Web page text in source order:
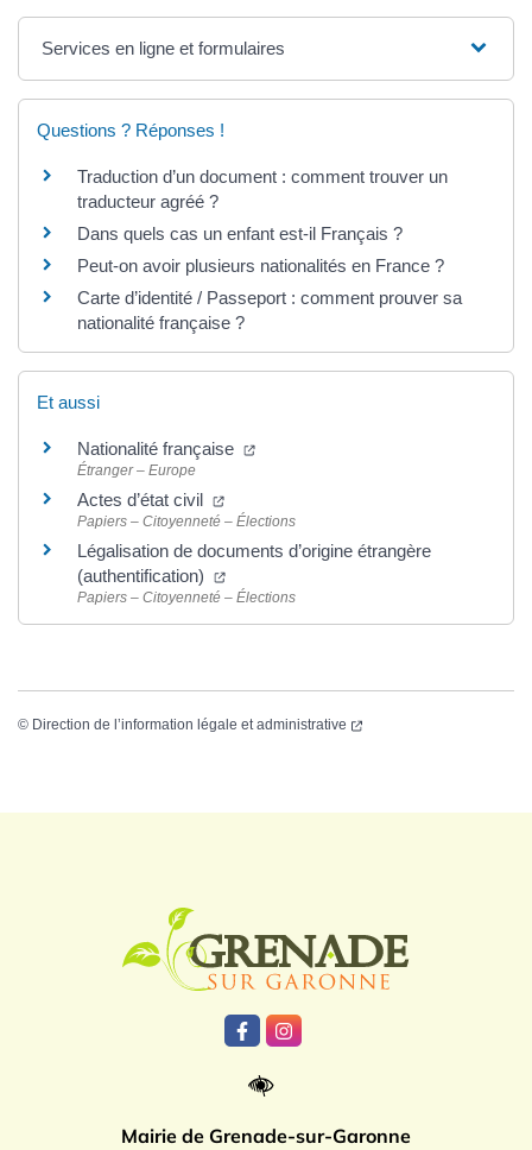
Services en ligne et formulaires
Questions ? Réponses !
Traduction d’un document : comment trouver un
traducteur agréé ?
Dans quels cas un enfant est-il Français ?
Peut-on avoir plusieurs nationalités en France ?
Carte d’identité / Passeport : comment prouver sa
nationalité française ?
Et aussi
Nationalité française
Étranger – Europe
Actes d’état civil
Papiers – Citoyenneté – Élections
Légalisation de documents d’origine étrangère
(authentification)
Papiers – Citoyenneté – Élections
© Direction de l’information légale et administrative
Lien vers le compte Facebook
Lien vers le compte
Mairie de Grenade-sur-Garonne